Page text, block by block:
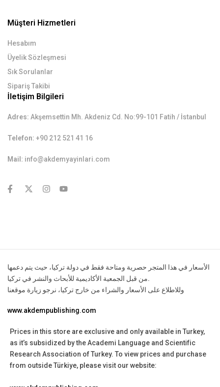
Müşteri Hizmetleri
Hesabım
Üyelik Sözleşmesi
Sık Sorulanlar
Sipariş Takibi
İletişim Bilgileri
Adres: Akşemsettin Mh. Akdeniz Cd. No:99-101 Fatih / İstanbul
Telefon: +90 212 521 41 16
Mail: info@akdemyayinlari.com
الأسعار في هذا المتجر حصرية ومتاحة فقط في دولة تركيا، حيث يتم دعمها
من قبل الجمعية الأكاديمية للأبحاث والنشر في تركيا.
وللاطلاع على الأسعار والشراء من خارج تركيا، نرجو زيارة موقعنا
www.akdempublishing.com
Prices in this store are exclusive and only available in Turkey,
as it’s subsidized by the Academi Language and Scientific
Research Association of Turkey. To view prices and purchase
from outside Türkiye, please visit our website: